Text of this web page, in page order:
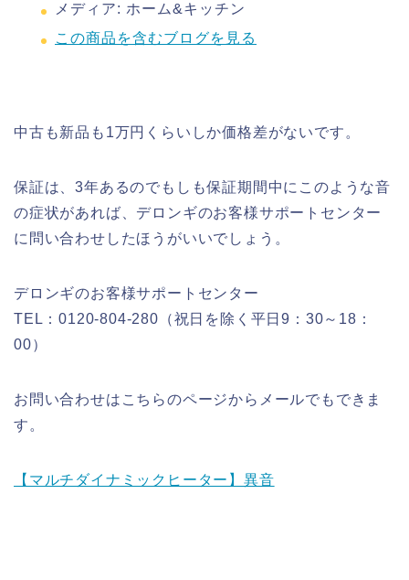
メディア: ホーム&キッチン
この商品を含むブログを見る
中古も新品も1万円くらいしか価格差がないです。
保証は、3年あるのでもしも保証期間中にこのような音
の症状があれば、デロンギのお客様サポートセンター
に問い合わせしたほうがいいでしょう。
デロンギのお客様サポートセンター
TEL：0120-804-280（祝日を除く平日9：30～18：
00）
お問い合わせはこちらのページからメールでもできま
す。
【マルチダイナミックヒーター】異音